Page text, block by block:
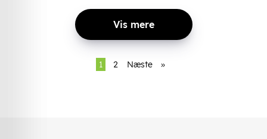
Vis mere
1 2 Næste »